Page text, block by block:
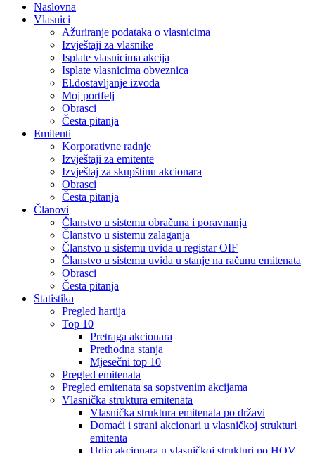
Naslovna
Vlasnici
Ažuriranje podataka o vlasnicima
Izvještaji za vlasnike
Isplate vlasnicima akcija
Isplate vlasnicima obveznica
El.dostavljanje izvoda
Moj portfelj
Obrasci
Česta pitanja
Emitenti
Korporativne radnje
Izvještaji za emitente
Izvještaj za skupštinu akcionara
Obrasci
Česta pitanja
Članovi
Članstvo u sistemu obračuna i poravnanja
Članstvo u sistemu zalaganja
Članstvo u sistemu uvida u registar OIF
Članstvo u sistemu uvida u stanje na računu emitenata
Obrasci
Česta pitanja
Statistika
Pregled hartija
Top 10
Pretraga akcionara
Prethodna stanja
Mjesečni top 10
Pregled emitenata
Pregled emitenata sa sopstvenim akcijama
Vlasnička struktura emitenata
Vlasnička struktura emitenata po državi
Domaći i strani akcionari u vlasničkoj strukturi
emitenta
Udio akcionara u vlasničkoj strukturi po HOV